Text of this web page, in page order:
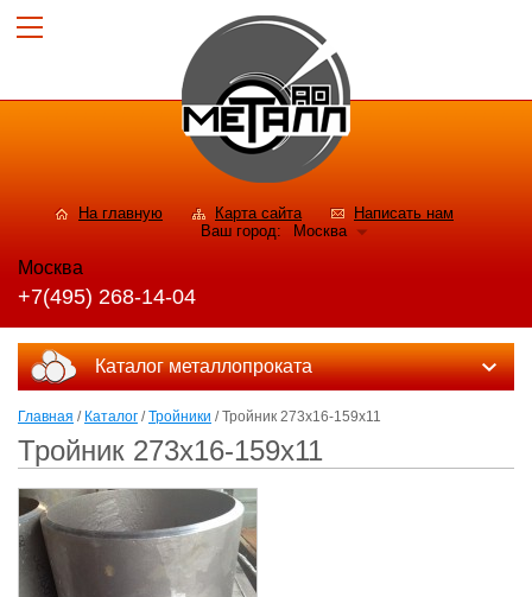
На главную Карта сайта
Написать нам
Ваш город:
Москва
Москва
+7(495) 268-14-04
Каталог металлопроката
Главная / Каталог /Тройники / Тройник 273х16-159х11
Тройник 273х16-159х11